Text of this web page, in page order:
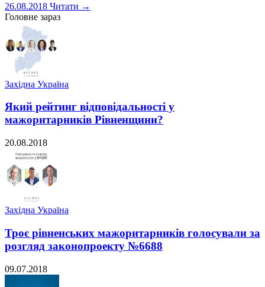
26.08.2018 Читати →
Головне зараз
Західна Україна
Який рейтинг відповідальності у
мажоритарників Рівненщини?
20.08.2018
Західна Україна
Троє рівненських мажоритарників голосували за
розгляд законопроекту №6688
09.07.2018